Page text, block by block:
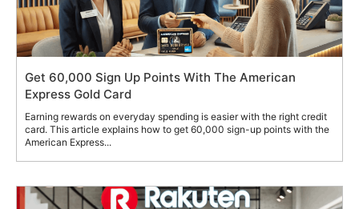
Get 60,000 Sign Up Points With The American
Express Gold Card
Earning rewards on everyday spending is easier with the right credit
card. This article explains how to get 60,000 sign-up points with the
American Express...